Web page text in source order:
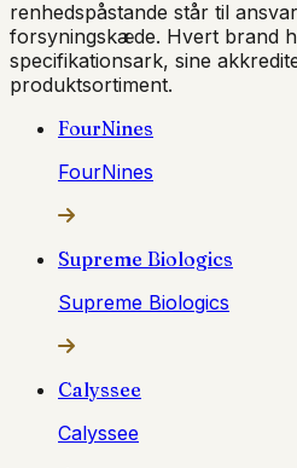
renhedspåstande står til
forsyningskæde. Hvert brand
specifikationsark, sine
produktsortiment.
FourNines
FourNines
Supreme Biologics
Supreme Biologics
Calyssee
Calyssee